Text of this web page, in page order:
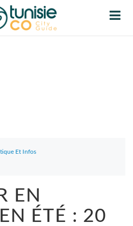
Et Infos
EN
ÉTÉ : 20